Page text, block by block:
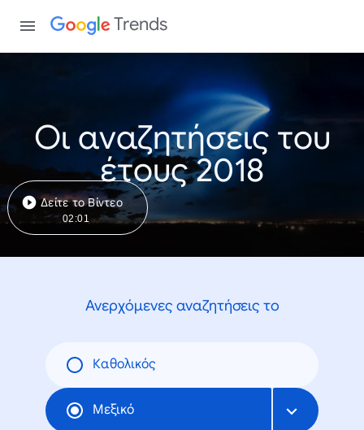
Trends
Οι αναζητήσεις του
έτους 2018
Δείτε το Βίντεο
02:01
Ανερχόμενες αναζητήσεις το
Καθολικός
Μεξικό